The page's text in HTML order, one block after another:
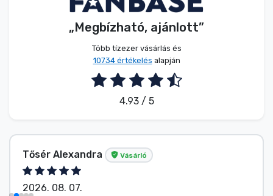
„Megbízható, ajánlott”
Több tízezer vásárlás és
10734 értékelés alapján
4.93 / 5
Tősér Alexandra Vásárló
2026. 08. 07.